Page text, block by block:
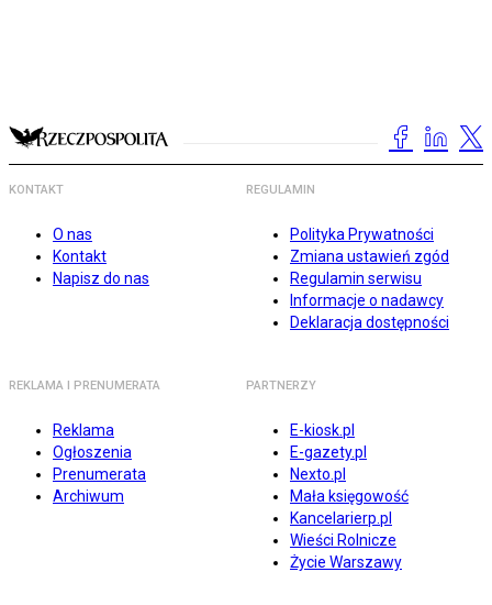
KONTAKT
O nas
Kontakt
Napisz do nas
REGULAMIN
Polityka Prywatności
Zmiana ustawień zgód
Regulamin serwisu
Informacje o nadawcy
Deklaracja dostępności
REKLAMA I PRENUMERATA
Reklama
Ogłoszenia
Prenumerata
Archiwum
PARTNERZY
E-kiosk.pl
E-gazety.pl
Nexto.pl
Mała księgowość
Kancelarierp.pl
Wieści Rolnicze
Życie Warszawy